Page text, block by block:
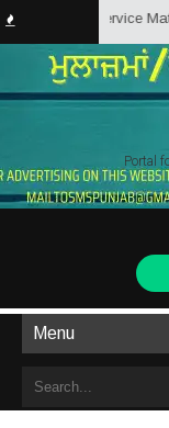
(Service Matter
Portal
Menu